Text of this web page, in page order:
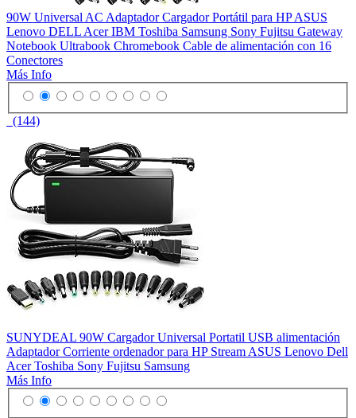
90W Universal AC Adaptador Cargador Portátil para HP ASUS
Lenovo DELL Acer IBM Toshiba Samsung Sony Fujitsu Gateway
Notebook Ultrabook Chromebook Cable de alimentación con 16
Conectores
Más Info
(144)
SUNYDEAL 90W Cargador Universal Portatil USB alimentación
Adaptador Corriente ordenador para HP Stream ASUS Lenovo Dell
Acer Toshiba Sony Fujitsu Samsung
Más Info